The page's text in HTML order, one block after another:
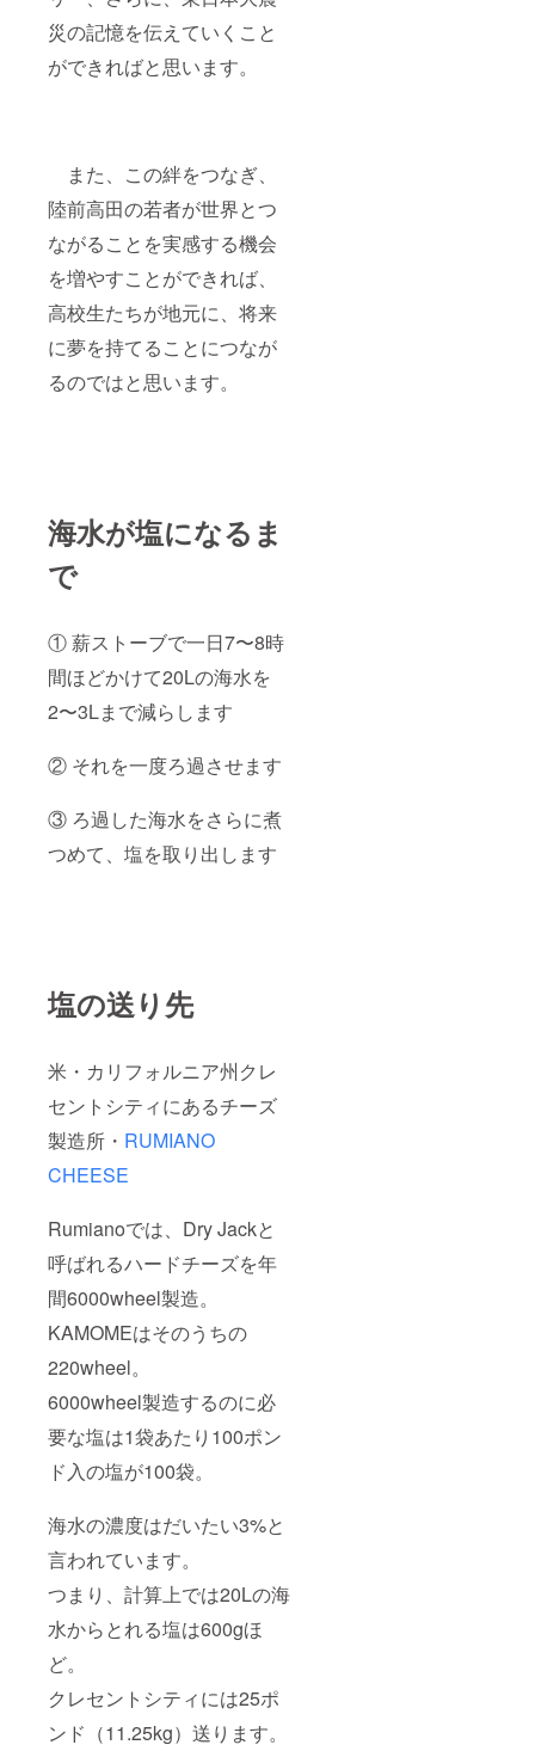
災の記憶を伝えていくこと
ができればと思います。
また、この絆をつなぎ、
陸前高田の若者が世界とつ
ながることを実感する機会
を増やすことができれば、
高校生たちが地元に、将来
に夢を持てることにつなが
るのではと思います。
海水が塩になるま
で
① 薪ストーブで一日7〜8時
間ほどかけて20Lの海水を
2〜3Lまで減らします
② それを一度ろ過させます
③ ろ過した海水をさらに煮
つめて、塩を取り出します
塩の送り先
米・カリフォルニア州クレ
セントシティにあるチーズ
製造所・ RUMIANO
CHEESE
Rumianoでは、Dry Jackと
呼ばれるハードチーズを年
間6000wheel製造。
KAMOMEはそのうちの
220wheel。
6000wheel製造するのに必
要な塩は1袋あたり100ポン
ド入の塩が100袋。
海水の濃度はだいたい3%と
言われています。
つまり、計算上では20Lの海
水からとれる塩は600gほ
ど。
クレセントシティには25ポ
ンド（11.25kg）送ります。